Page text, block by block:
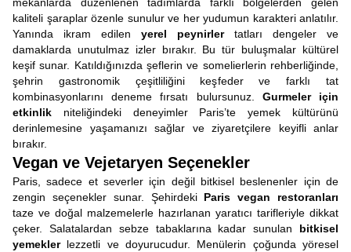
kaliteli şaraplar özenle sunulur ve her yudumun karakteri anlatılır.
Yanında ikram edilen yerel peynirlertatları dengeler ve
damaklarda unutulmaz izler bırakır. Bu tür buluşmalar kültürel
keşif sunar. Katıldığınızda şeflerin ve somelierlerin rehberliğinde,
şehrin gastronomik çeşitliliğini keşfeder ve farklı tat
kombinasyonlarını deneme fırsatı bulursunuz. Gurmeler için
etkinlik niteliğindeki deneyimler Paris’te yemek kültürünü
derinlemesine yaşamanızı sağlar ve ziyaretçilere keyifli anlar
bırakır.
Vegan ve Vejetaryen Seçenekler
Paris, sadece et severler için değil bitkisel beslenenler için de
zengin seçenekler sunar. Şehirdeki Paris vegan restoranları
taze ve doğal malzemelerle hazırlanan yaratıcı tarifleriyle dikkat
çeker. Salatalardan sebze tabaklarına kadar sunulan bitkisel
yemeklerlezzetli ve doyurucudur. Menülerin çoğunda yöresel